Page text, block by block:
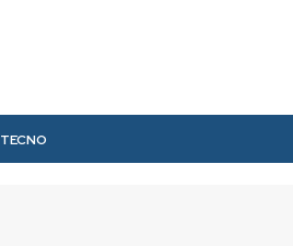
TECNO